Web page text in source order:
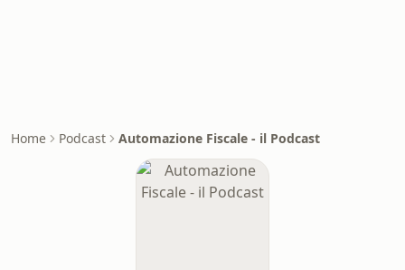
Home Podcast Automazione Fiscale - il Podcast